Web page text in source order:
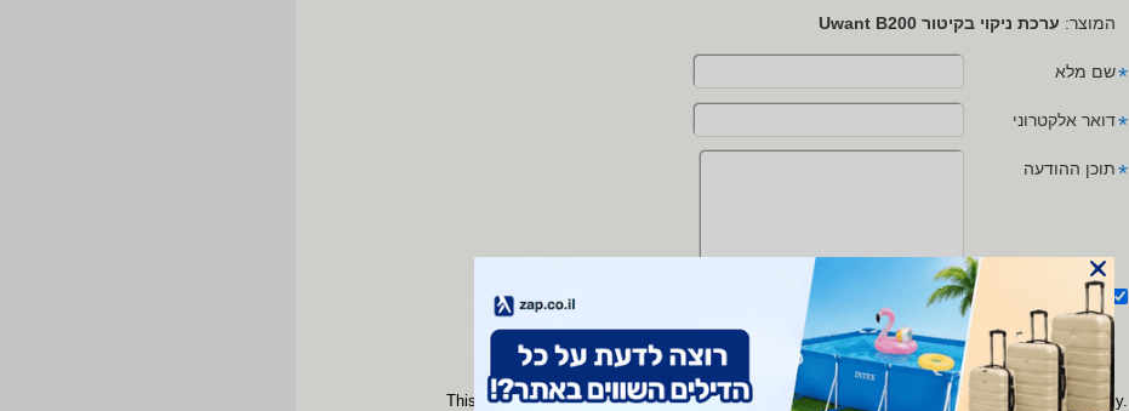
המוצר: ערכת ניקוי בקיטור Uwant B200
*שם מלא
*דואר אלקטרוני
*תוכן ההודעה
אני מאשר/ת את תנאי השימוש מדיניות הפרטיות
This site is protected by reCAPTCHA and the GooglePrivacy Policy and Terms of Serviceapply.